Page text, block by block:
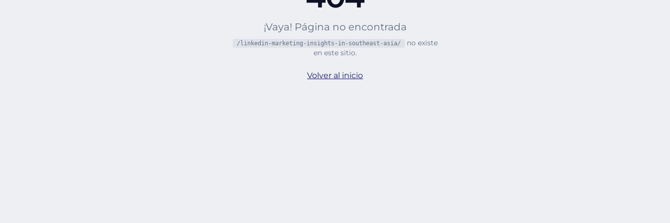
¡Vaya! Página no encontrada
/linkedin-marketing-insights-in-southeast-asia/
no existe
en este sitio.
Volver al inicio